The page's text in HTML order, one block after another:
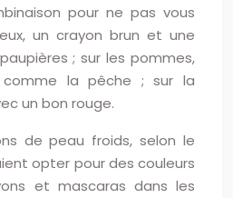
pour ne pas vous
un crayon brun et une
; sur les pommes,
la pêche ; sur la
un bon rouge.
de peau froids, selon le
opter pour des couleurs
et mascaras dans les